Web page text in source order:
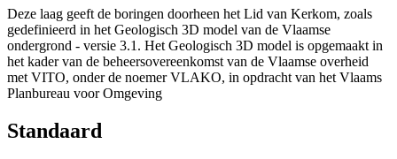
Deze laag geeft de boringen doorheen het Lid van Kerkom, zoals
gedefinieerd in het Geologisch 3D model van de Vlaamse
ondergrond - versie 3.1. Het Geologisch 3D model is opgemaakt in
het kader van de beheersovereenkomst van de Vlaamse overheid
met VITO, onder de noemer VLAKO, in opdracht van het Vlaams
Planbureau voor Omgeving
Standaard